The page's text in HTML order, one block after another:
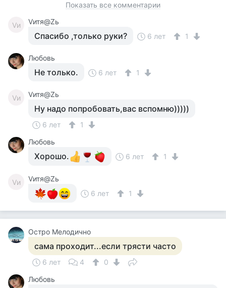
Показать все комментарии
Vи Vитя@Zь
Спасибо ,только руки? 6 лет 1
Любовь
Не только. 6 лет 1
Vи Vитя@Zь
Ну надо попробовать,вас вспомню)))))
6 лет
1
Любовь
Хорошо. 6 лет 1
Vи
Vитя@Zь
6 лет
1
Остро Мелодично
сама проходит...если трясти часто
6 лет 4
0
Любовь